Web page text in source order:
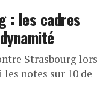
: les cadres
Strasbourg lors
notes sur 10 de